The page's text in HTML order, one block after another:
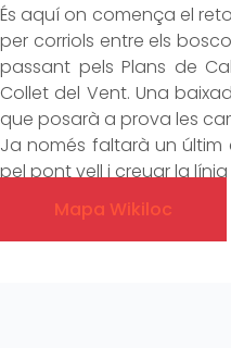
És aquí on comença el
per corriols entre els
passant pels Plans de
Collet del Vent. Una
que posarà a prova les
Ja només faltarà un
pel pont vell i creuar la línia
Mapa Wikiloc